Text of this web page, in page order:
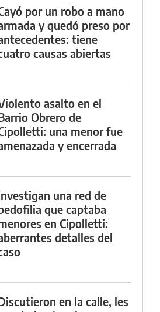
por un robo a mano
y quedó preso por
tiene
causas abiertas
asalto en el
Obrero de
una menor fue
y encerrada
una red de
que captaba
en Cipolletti:
detalles del
en la calle, les